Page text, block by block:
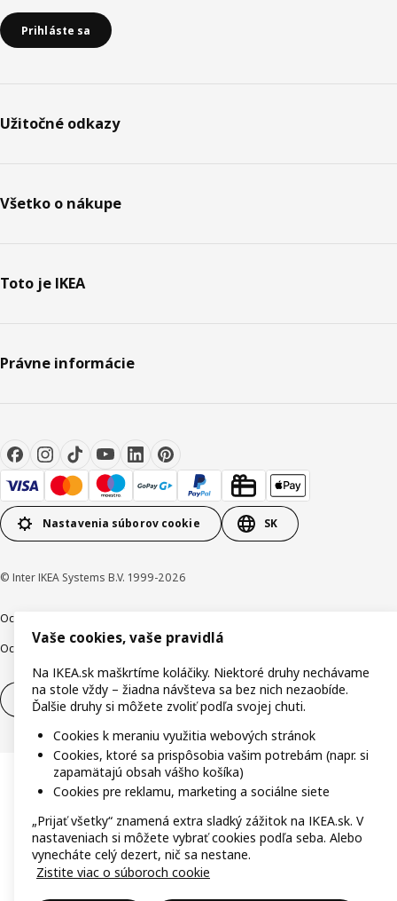
Prihláste sa
Užitočné odkazy
Všetko o nákupe
Toto je IKEA
Právne informácie
Nastavenia súborov cookie SK
© Inter IKEA Systems B.V. 1999-2026
Ochrana osobných údajov
Ochrana Oznamovateľov Digitálna prístupnosť
Odstúpenie od zmluvy Odstúpenie od zmluvy (služby)
Vaše cookies, vaše pravidlá
Na IKEA.sk maškrtíme koláčiky. Niektoré druhy nechávame
na stole vždy – žiadna návšteva sa bez nich nezaobíde.
Ďalšie druhy si môžete zvoliť podľa svojej chuti.
Cookies k meraniu využitia webových stránok
Cookies, ktoré sa prispôsobia vašim potrebám (napr. si
zapamätajú obsah vášho košíka)
Cookies pre reklamu, marketing a sociálne siete
„Prijať všetky“ znamená extra sladký zážitok na IKEA.sk. V
nastaveniach si môžete vybrať cookies podľa seba. Alebo
vynecháte celý dezert, nič sa nestane.
Zistite viac o súboroch cookie